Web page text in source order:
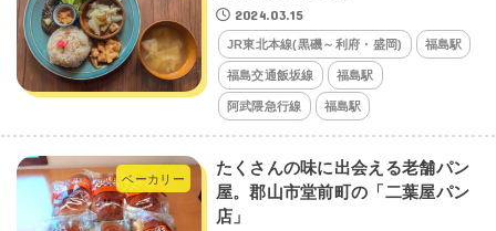
2024.03.15
JR東北本線(黒磯～利府・盛岡) 福島駅
福島交通飯坂線 福島駅
阿武隈急行線 福島駅
ベーカリー
たくさんの味に出会える老舗パン
屋。郡山市堂前町の「二葉屋パン
店」